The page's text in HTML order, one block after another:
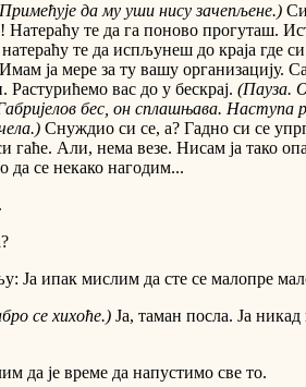
да му уши нису зачепљене.)
Натераћу те да га поново прогуташ.
те да испљунеш до краја где
ја мере за ту вашу организацију.
Растурићемо вас до у бескрај. (Пауза.
бес, он сплашњава. Наступа
Снуждио си се, а? Гадно си се
гаће. Али, нема везе. Нисам ја тако
да се некако нагодим...
Ја ипак мислим да сте се малопре
се хихоће.) Ја, таман посла. Ја
да је време да напустимо све то.